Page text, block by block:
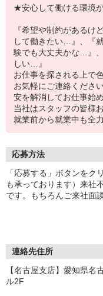
★安心して働ける環境
『希望や制約がある
して働きたい…』、『
験でも大丈夫かな…』
しい…』
お仕事を探される上で
お気軽にご連絡くださ
安を解消してお仕事始
当社はスタッフの皆様
就業前から就業中も全
応募方法
「応募する」ボタンをク
も承っております）来社
です。もちろんご来社面
連絡先住所
【名古屋支店】愛知県
ル2F